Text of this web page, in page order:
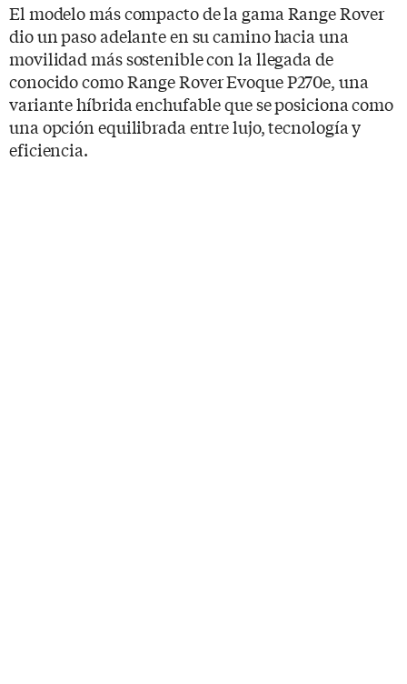
El modelo más compacto de la gama Range Rover
dio un paso adelante en su camino hacia una
movilidad más sostenible con la llegada de
conocido como Range Rover Evoque P270e, una
variante híbrida enchufable que se posiciona como
una opción equilibrada entre lujo, tecnología y
eficiencia.